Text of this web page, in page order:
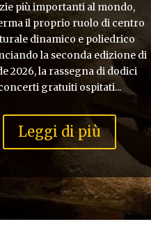
più importanti al mondo,
il proprio ruolo di centro
dinamico e poliedrico
la seconda edizione di
2026, la rassegna di dodici
gratuiti ospitati...
Leggi di più